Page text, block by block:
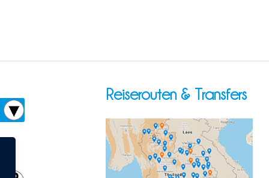
Reiserouten & Transfers